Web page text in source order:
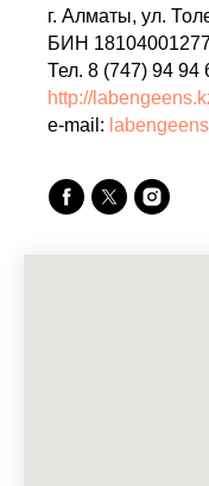
г. Алматы, ул.
БИН
Тел. 8 (747) 94 94
http://
e-mail: